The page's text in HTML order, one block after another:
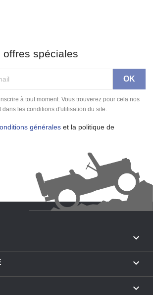
offres spéciales
à tout moment. Vous trouverez pour cela nos
dans les conditions d'utilisation du site.
générales et la politique de


